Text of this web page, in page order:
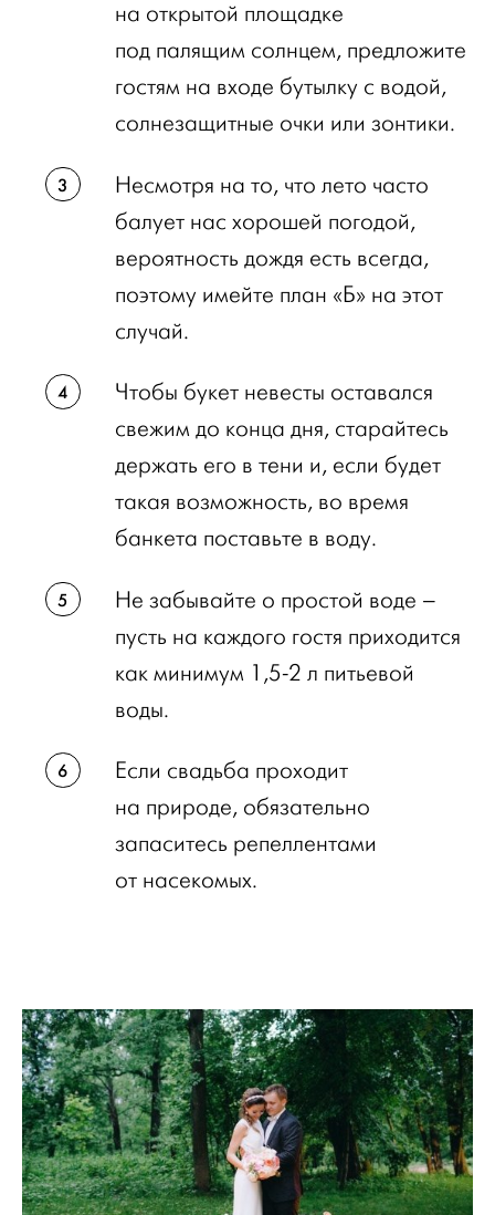
на открытой площадке
под палящим солнцем, предложите
гостям на входе бутылку с водой,
солнезащитные очки или зонтики.
Несмотря на то, что лето часто
балует нас хорошей погодой,
вероятность дождя есть всегда,
поэтому имейте план «Б» на этот
случай.
Чтобы букет невесты оставался
свежим до конца дня, старайтесь
держать его в тени и, если будет
такая возможность, во время
банкета поставьте в воду.
Не забывайте о простой воде –
пусть на каждого гостя приходится
как минимум 1,5-2 л питьевой
воды.
Если свадьба проходит
на природе, обязательно
запаситесь репеллентами
от насекомых.